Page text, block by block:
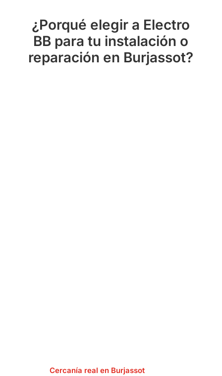
¿Porqué elegir a Electro
BB para tu instalación o
reparación en Burjassot?
Cercanía real en Burjassot